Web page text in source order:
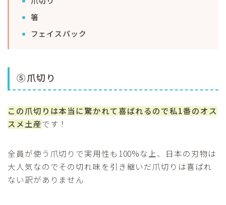
箸
フェイスパック
⑤爪切り
この爪切りは本当に驚かれて喜ばれるので私1番のオス
スメ土産です！
全員が使う爪切りで実用性も100%な上、日本の刃物は
大人気なのでその切れ味を引き継いだ爪切りは喜ばれ
ない訳がありません